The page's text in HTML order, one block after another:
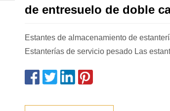
de entresuelo de doble
Estantes de almacenamiento de
Estanterías de servicio pesado Las